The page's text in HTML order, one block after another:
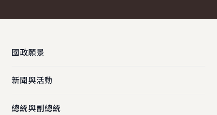
國政願景
新聞與活動
總統與副總統